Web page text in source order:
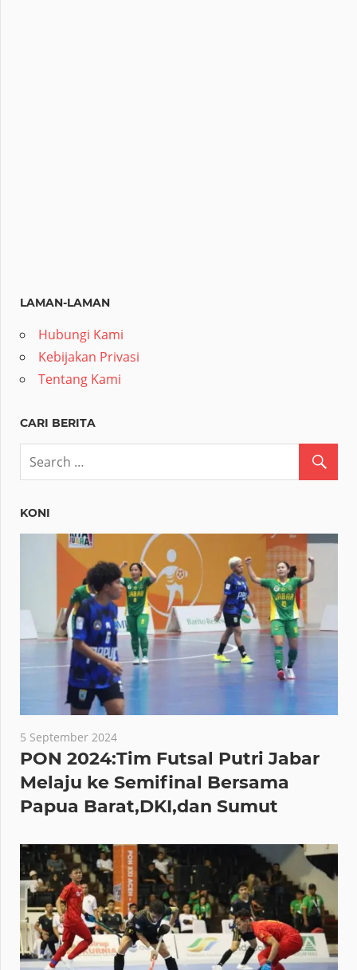
LAMAN-LAMAN
Hubungi Kami
Kebijakan Privasi
Tentang Kami
CARI BERITA
KONI
5 September 2024
PON 2024:Tim Futsal Putri Jabar
Melaju ke Semifinal Bersama
Papua Barat,DKI,dan Sumut